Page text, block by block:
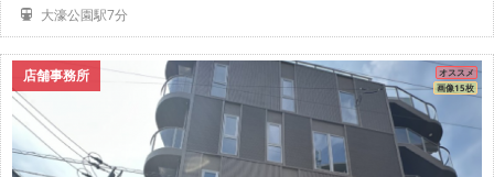
大濠公園駅7分
店舗事務所
オススメ
画像15枚